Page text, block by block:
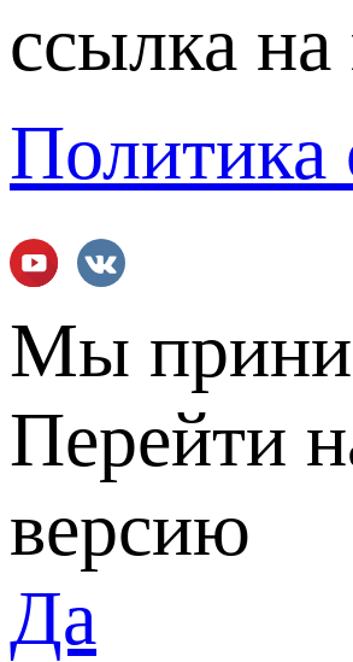
ссылка на
Политика
Мы
Перейти
версию
Да